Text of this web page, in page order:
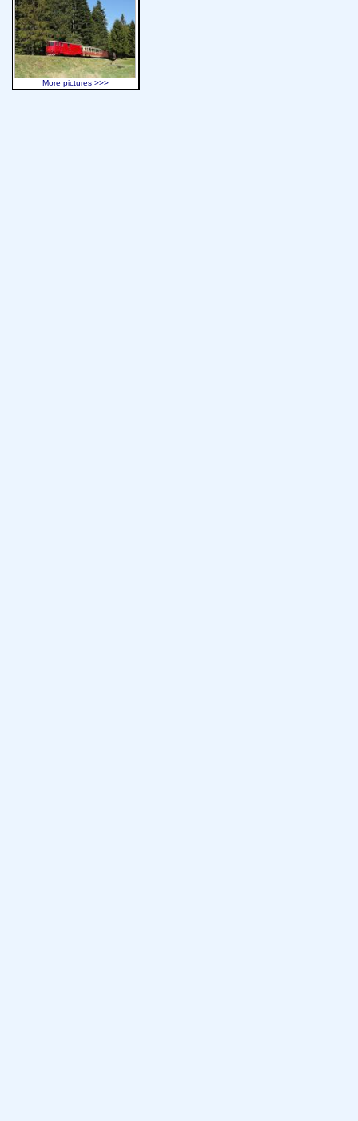
More pictures >>>